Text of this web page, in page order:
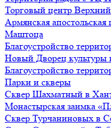
Торговый центр
Армянская
Маштоца
Благоустройство
Нoвый Двoрeц
Благоустройство
Парки и скверы
Сквер Шахматный в
Монастырская заимка
Сквер Турчаниновых в